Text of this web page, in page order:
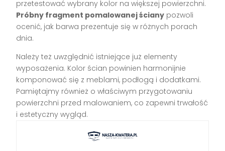
przetestować wybrany kolor na większej powierzchni.
Próbny fragment pomalowanej ściany pozwoli
ocenić, jak barwa prezentuje się w różnych porach
dnia.
Należy też uwzględnić istniejące już elementy
wyposażenia. Kolor ścian powinien harmonijnie
komponować się z meblami, podłogą i dodatkami.
Pamiętajmy również o właściwym przygotowaniu
powierzchni przed malowaniem, co zapewni trwałość
i estetyczny wygląd.